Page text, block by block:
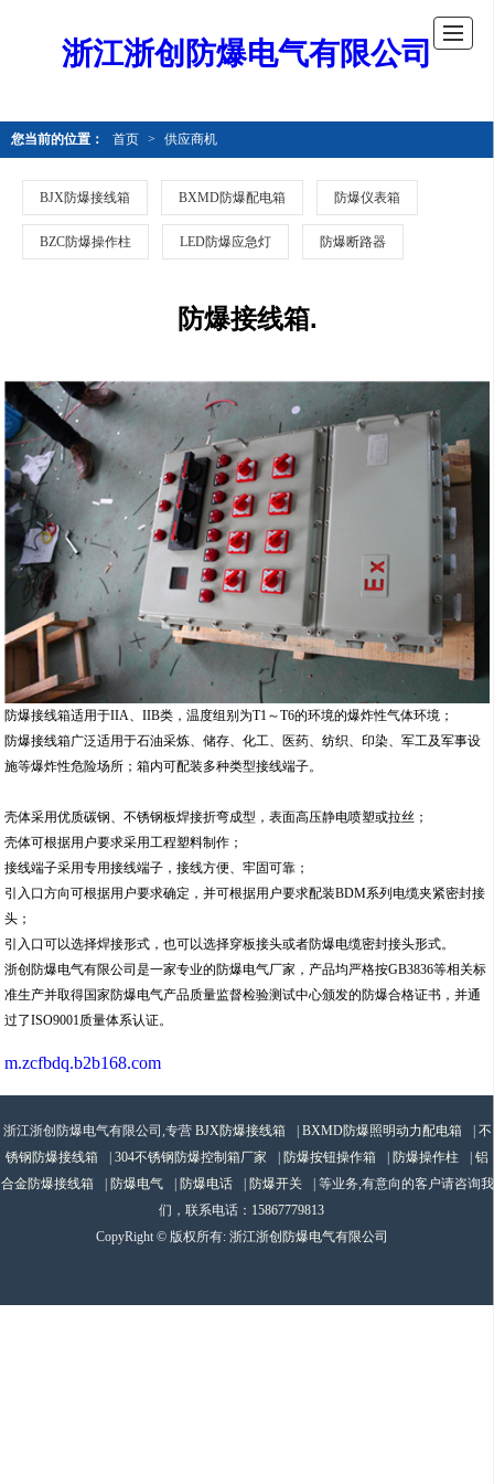
浙江浙创防爆电气有限公司
您当前的位置： 首页 > 供应商机
BJX防爆接线箱 BXMD防爆配电箱 防爆仪表箱
BZC防爆操作柱 LED防爆应急灯 防爆断路器
防爆接线箱.
防爆接线箱适用于IIA、IIB类，温度组别为T1～T6的环境的爆炸性气体环境；
防爆接线箱广泛适用于石油采炼、储存、化工、医药、纺织、印染、军工及军事设
施等爆炸性危险场所；箱内可配装多种类型接线端子。
壳体采用优质碳钢、不锈钢板焊接折弯成型，表面高压静电喷塑或拉丝；
壳体可根据用户要求采用工程塑料制作；
接线端子采用专用接线端子，接线方便、牢固可靠；
引入口方向可根据用户要求确定，并可根据用户要求配装BDM系列电缆夹紧密封接
头；
引入口可以选择焊接形式，也可以选择穿板接头或者防爆电缆密封接头形式。
浙创防爆电气有限公司是一家专业的防爆电气厂家，产品均严格按GB3836等相关标
准生产并取得国家防爆电气产品质量监督检验测试中心颁发的防爆合格证书，并通
过了ISO9001质量体系认证。
m.zcfbdq.b2b168.com
浙江浙创防爆电气有限公司,专营 BJX防爆接线箱 BXMD防爆照明动力配电箱
不
锈钢防爆接线箱
304不锈钢防爆控制箱厂家 防爆按钮操作箱 防爆操作柱
铝
合金防爆接线箱
防爆电气 防爆电话 防爆开关
| 等业务,有意向的客户请咨询我
们，联系电话： 15867779813
CopyRight © 版权所有: 浙江浙创防爆电气有限公司